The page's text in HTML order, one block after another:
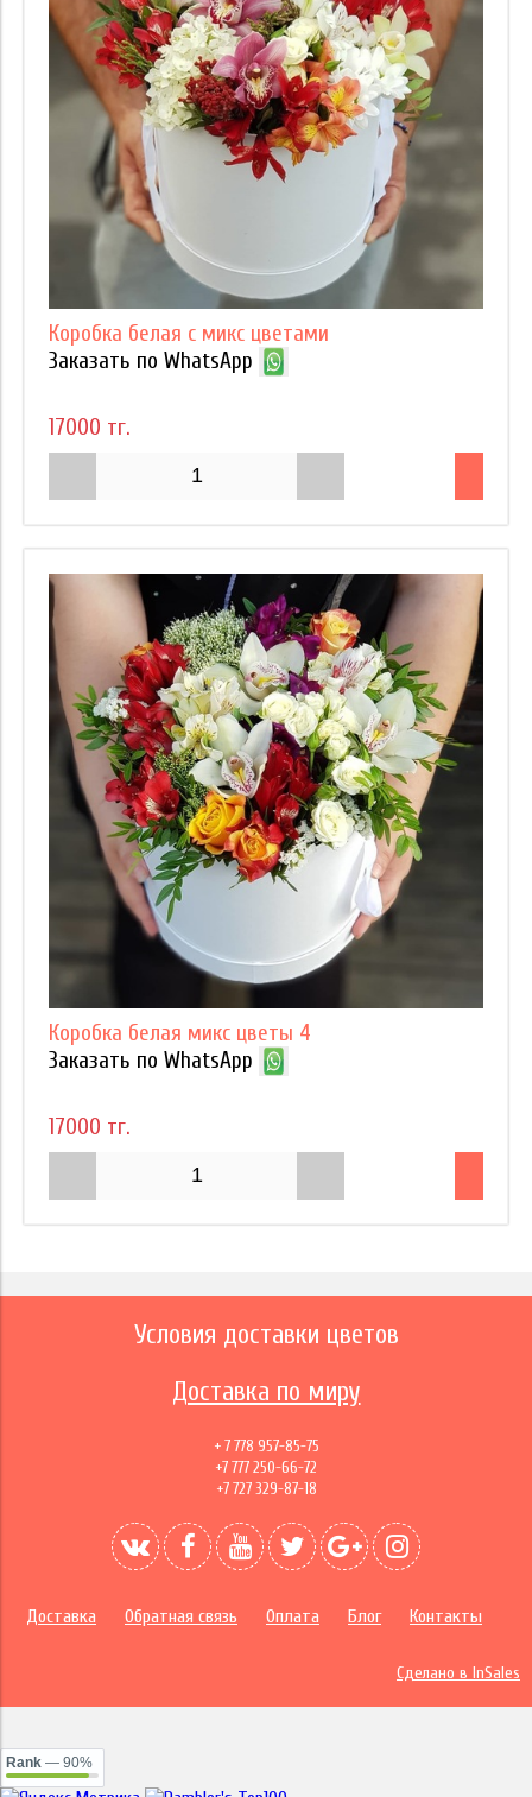
Коробка белая с микс цветами
Заказать по WhatsApp
17000 тг.
Коробка белая микс цветы 4
Заказать по WhatsApp
17000 тг.
Условия доставки цветов
Доставка по миру
+ 7 778 957-85-75
+7 777 250-66-72
+7 727 329-87-18
Доставка Обратная связь Оплата Блог Контакты
Сделано в InSales
Rank — 90%